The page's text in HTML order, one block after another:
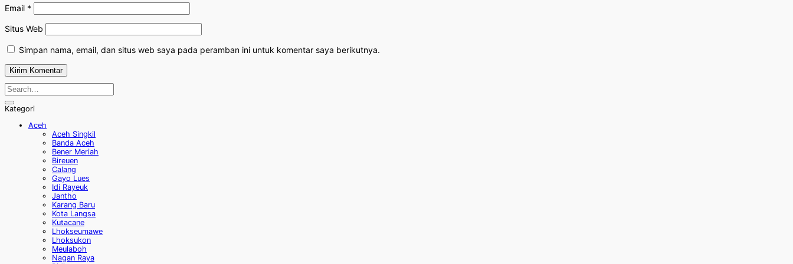
Email *
Situs Web
Simpan nama, email, dan situs web saya pada peramban ini untuk komentar saya berikutnya.
Kategori
Aceh
Aceh Singkil
Banda Aceh
Bener Meriah
Bireuen
Calang
Gayo Lues
Idi Rayeuk
Jantho
Karang Baru
Kota Langsa
Kutacane
Lhokseumawe
Lhoksukon
Meulaboh
Nagan Raya